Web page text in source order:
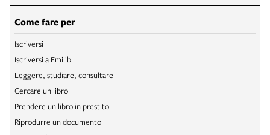
Come fare per
Iscriversi
Iscriversi a Emilib
Leggere, studiare, consultare
Cercare un libro
Prendere un libro in prestito
Riprodurre un documento